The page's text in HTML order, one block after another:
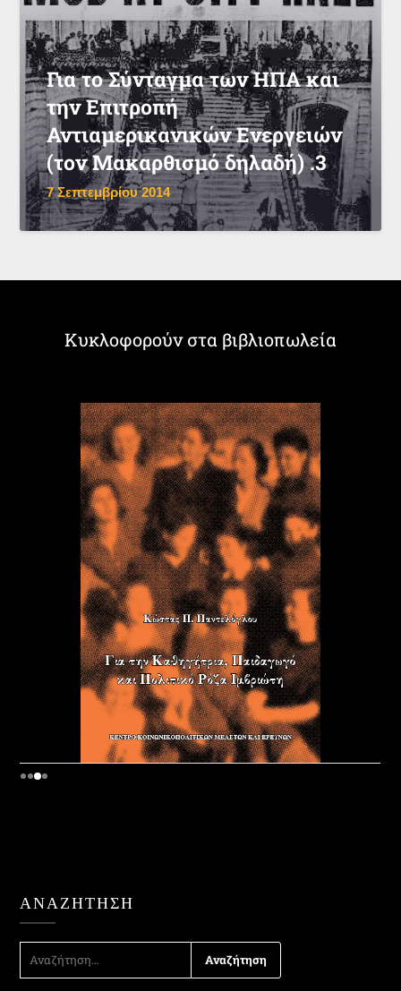
Για το Σύνταγμα των ΗΠΑ και
την Επιτροπή
Αντιαμερικανικών Ενεργειών
(τον Μακαρθισμό δηλαδή) .3
7 Σεπτεμβρίου 2014
Κυκλοφορούν στα βιβλιοπωλεία
ΑΝΑΖΉΤΗΣΗ
ΑΝΑΖΉΤΗΣΗ
ΓΙΑ: